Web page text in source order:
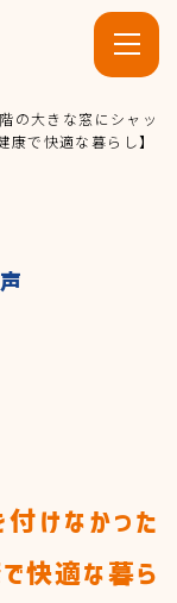
階の大きな窓にシャッ
で快適な暮らし】
付けなかった
で快適な暮ら